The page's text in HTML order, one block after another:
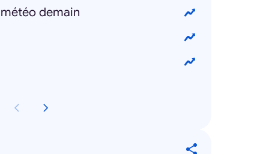
demain